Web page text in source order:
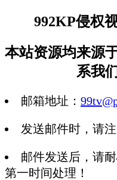
992KP侵权
本站资源均来源
系我
邮箱地址：
发送邮件时，请
邮件发送后，请
第一时间处理！